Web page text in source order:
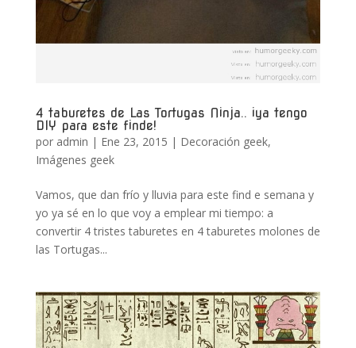
4 taburetes de Las Tortugas Ninja.. ¡ya tengo
DIY para este finde!
por admin | Ene 23, 2015 | Decoración geek,
Imágenes geek
Vamos, que dan frío y lluvia para este find e semana y
yo ya sé en lo que voy a emplear mi tiempo: a
convertir 4 tristes taburetes en 4 taburetes molones de
las Tortugas...